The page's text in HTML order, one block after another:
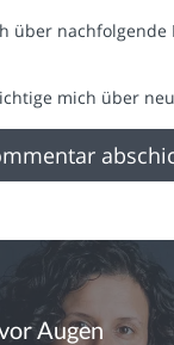
über nachfolgende
mich über
Augen